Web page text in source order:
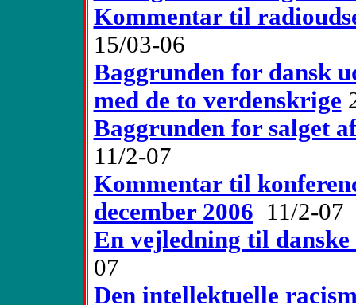
Kommentar til
15/03-06
Baggrunden for dansk
med de to verdenskrige
Baggrunden for salget
11/2-07
Kommentar til
december 2006 11/2-07
En vejledning til danske
07
Den intellektuelle